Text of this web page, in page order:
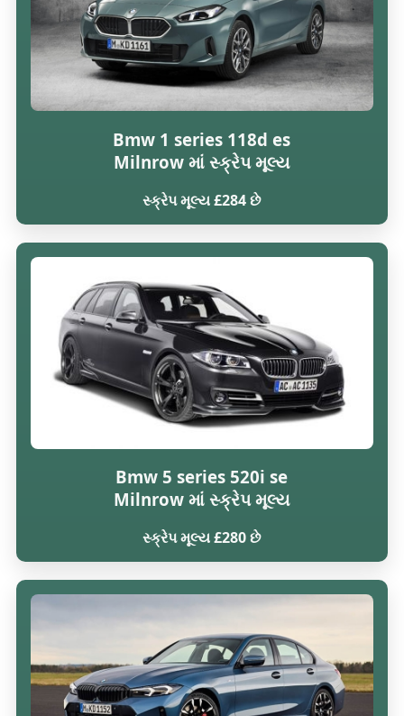
Bmw 1 series 118d es
Milnrow માં સ્ક્રેપ મૂલ્ય
સ્ક્રેપ મૂલ્ય £284 છે
Bmw 5 series 520i se
Milnrow માં સ્ક્રેપ મૂલ્ય
સ્ક્રેપ મૂલ્ય £280 છે